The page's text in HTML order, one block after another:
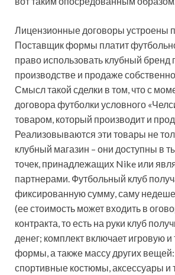
Лицензионные договоры устроены
Поставщик формы платит
право использовать клубный бренд
производстве и продаже
Смысл такой сделки в том, что с
договора футболки условного
товаром, который производит и
Реализовываются эти товары не
клубный магазин – они доступны в
точек, принадлежащих Nike или
партнерами. Футбольный клуб
фиксированную сумму, саму
(ее стоимость может входить в
контракта, то есть на руки клуб
денег; комплект включает игровую
формы, а также массу других вещей:
спортивные костюмы, аксессуары и